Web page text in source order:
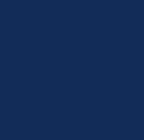
Ob Kenner*in oder Neuling,
Möglichkeit, feinste Tropfen
zu den beliebtesten
der Stadt. Bei rund 20
Winzer*innen aus der
Formate wie Electronic Wine,
on the Water bieten